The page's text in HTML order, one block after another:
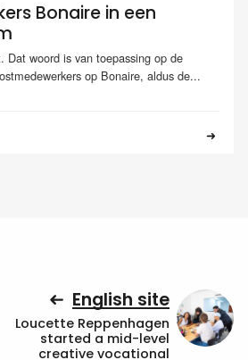
Bonaire in een
Dat woord is van toepassing op de
op Bonaire, aldus de...
English site
Loucette Reppenhagen
started a mid-level
creative vocational